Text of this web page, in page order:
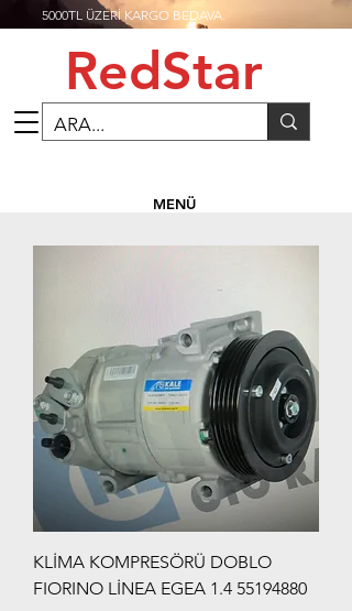
5000TL ÜZERİ KARGO BEDAVA.
RedStar
MENÜ
KLİMA KOMPRESÖRÜ DOBLO
FIORINO LİNEA EGEA 1.4 55194880